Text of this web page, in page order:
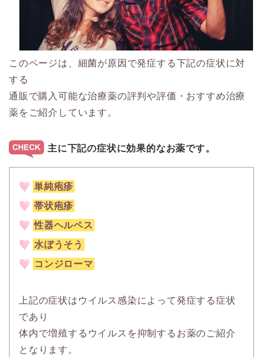
このページは、細菌が原因で発症する下記の症状に対
する
通販で購入可能な治療薬の評判や評価・おすすめ治療
薬をご紹介しています。
主に下記の症状に効果的なお薬です。
単純疱疹
帯状疱疹
性器ヘルペス
水ぼうそう
コンジローマ
上記の症状はウイルス感染によって発症する症状
であり
体内で増殖するウイルスを抑制するお薬のご紹介
となります。